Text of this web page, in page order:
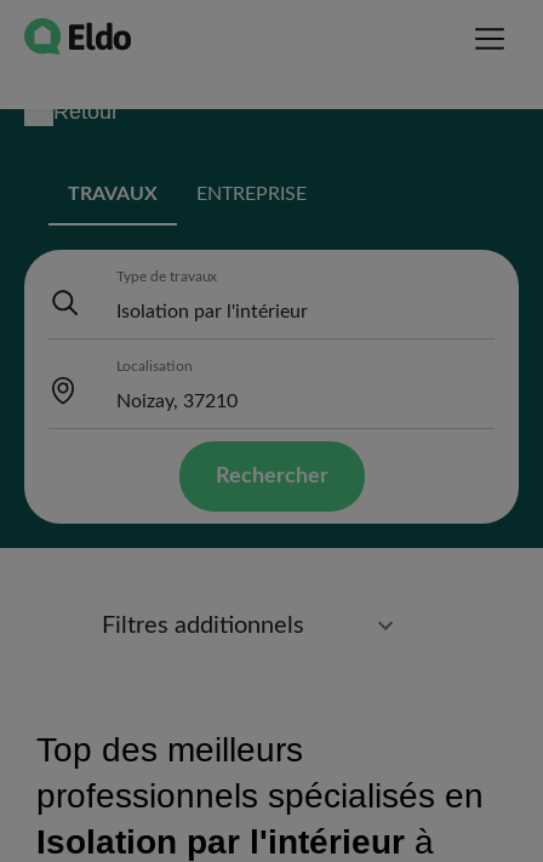
Retour
TRAVAUX ENTREPRISE
Type de travaux
Localisation
Rechercher
Filtres additionnels
Top des meilleurs
professionnels spécialisés en
Isolation par l'intérieur à